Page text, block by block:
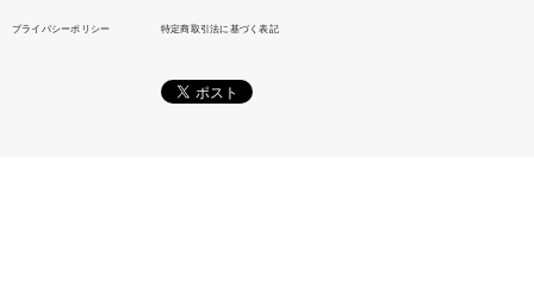
プライバシーポリシー 特定商取引法に基づく表記